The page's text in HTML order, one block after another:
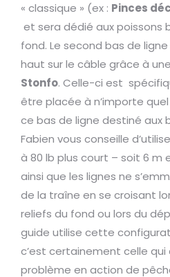
« classique » (ex : Pinces
et sera dédié aux poissons
fond. Le second bas de
haut sur le câble grâce à une
Stonfo. Celle-ci est
être placée à n’importe
ce bas de ligne destiné aux
Fabien vous conseille
à 80 lb plus court – soit 6 m
ainsi que les lignes ne
de la traîne en se croisant
reliefs du fond ou lors du
guide utilise cette
c’est certainement celle qui
problème en action de